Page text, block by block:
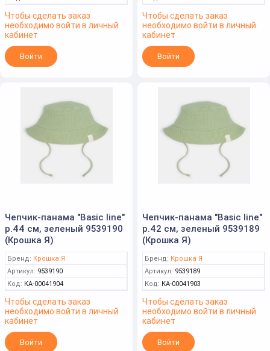
Чтобы сделать заказ
необходимо войти в личный
кабинет
Войти
Чтобы сделать заказ
необходимо войти в личный
кабинет
Войти
Чепчик-панама "Basic line"
р.44 см, зеленый 9539190
(Крошка Я)
Бренд: Крошка Я
Артикул: 9539190
Код: КА-00041904
Чтобы сделать заказ
необходимо войти в личный
кабинет
Войти
Чепчик-панама "Basic line"
р.42 см, зеленый 9539189
(Крошка Я)
Бренд: Крошка Я
Артикул: 9539189
Код: КА-00041903
Чтобы сделать заказ
необходимо войти в личный
кабинет
Войти